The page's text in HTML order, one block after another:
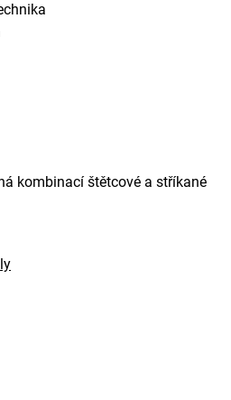
kombinací štětcové a stříkané